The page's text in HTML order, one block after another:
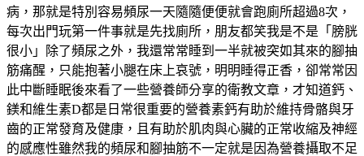
病，那就是特別容易頻尿一天隨隨便便就會跑廁所超過8次，
每次出門玩第一件事就是先找廁所，朋友都笑我是不是「膀胱
很小」除了頻尿之外，我還常常睡到一半就被突如其來的腳抽
筋痛醒，只能抱著小腿在床上哀號，明明睡得正香，卻常常因
此中斷睡眠後來看了一些營養師分享的衛教文章，才知道鈣、
鎂和維生素D都是日常很重要的營養素鈣有助於維持骨骼與牙
齒的正常發育及健康，且有助於肌肉與心臟的正常收縮及神經
的感應性雖然我的頻尿和腳抽筋不一定就是因為營養攝取不足